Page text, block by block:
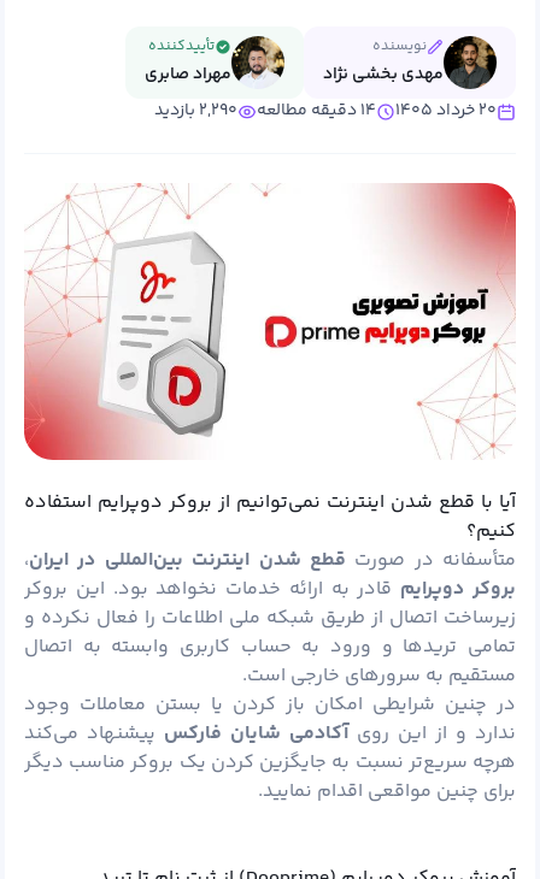
نویسنده
مهدی بخشی نژاد
تأییدکننده
مهراد صابری
۲۰ خرداد ۱۴۰۵
۱۴ دقیقه مطالعه ۲,۲۹۰ بازدید
آیا با قطع شدن اینترنت نمی‌توانیم از بروکر دوپرایم استفاده
کنیم؟
متأسفانه در صورت قطع شدن اینترنت بین‌المللی در ایران،
بروکر دوپرایم قادر به ارائه خدمات نخواهد بود. این بروکر
زیرساخت اتصال از طریق شبکه ملی اطلاعات را فعال نکرده و
تمامی تریدها و ورود به حساب کاربری وابسته به اتصال
مستقیم به سرورهای خارجی است.
در چنین شرایطی امکان باز کردن یا بستن معاملات وجود
ندارد و از این رویآکادمی شایان فارکس پیشنهاد می‌کند
هرچه سریع‌تر نسبت به جایگزین کردن یک بروکر مناسب دیگر
برای چنین مواقعی اقدام نمایید.